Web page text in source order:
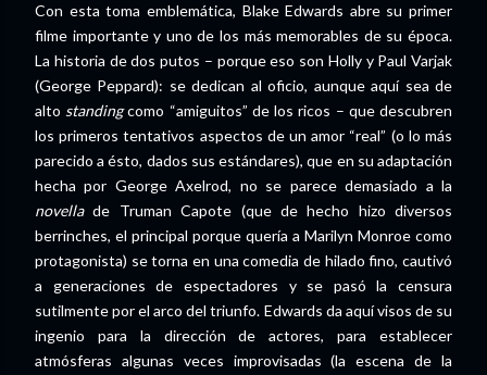
Con esta toma emblemática, Blake Edwards abre su primer
filme importante y uno de los más memorables de su época.
La historia de dos putos – porque eso son Holly y Paul Varjak
(George Peppard): se dedican al oficio, aunque aquí sea de
alto standingcomo “amiguitos” de los ricos – que descubren
los primeros tentativos aspectos de un amor “real” (o lo más
parecido a ésto, dados sus estándares), que en su adaptación
hecha por George Axelrod, no se parece demasiado a la
novellade Truman Capote (que de hecho hizo diversos
berrinches, el principal porque quería a Marilyn Monroe como
protagonista) se torna en una comedia de hilado fino, cautivó
a generaciones de espectadores y se pasó la censura
sutilmente por el arco del triunfo. Edwards da aquí visos de su
ingenio para la dirección de actores, para establecer
atmósferas algunas veces improvisadas (la escena de la